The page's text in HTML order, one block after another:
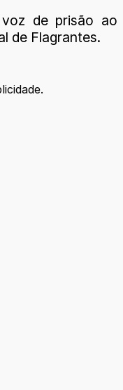
de prisão ao
de Flagrantes.